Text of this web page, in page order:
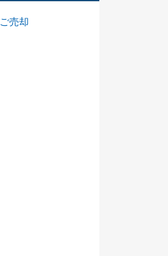
ご売却